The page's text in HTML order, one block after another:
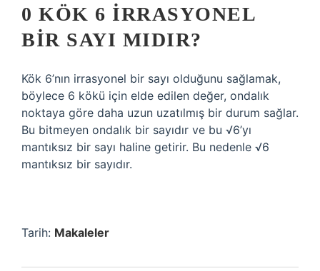
0 KÖK 6 IRRASYONEL
BIR SAYI MIDIR?
Kök 6’nın irrasyonel bir sayı olduğunu sağlamak,
böylece 6 kökü için elde edilen değer, ondalık
noktaya göre daha uzun uzatılmış bir durum sağlar.
Bu bitmeyen ondalık bir sayıdır ve bu √6’yı
mantıksız bir sayı haline getirir. Bu nedenle √6
mantıksız bir sayıdır.
Tarih: Makaleler